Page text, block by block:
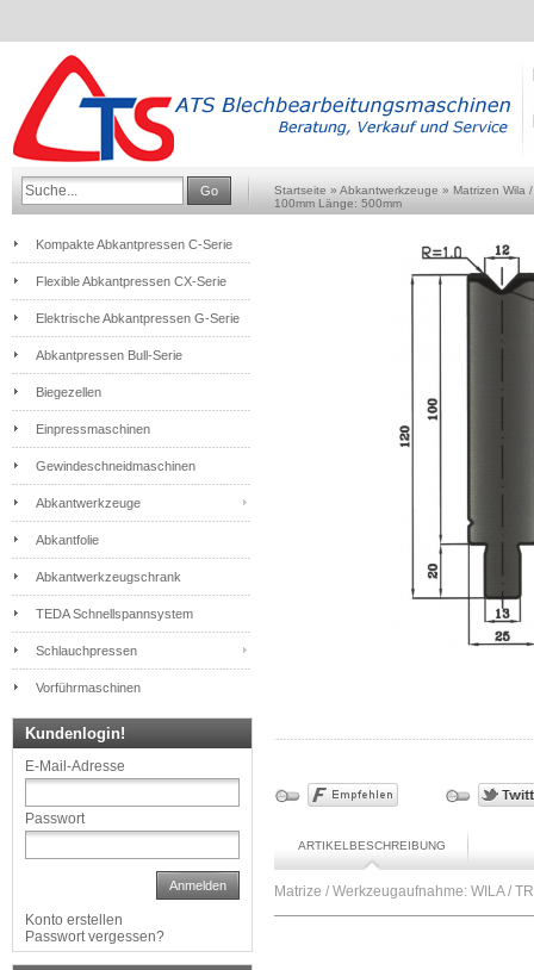
Go Startseite » Abkantwerkzeuge » Matrizen Wila
100mm Länge: 500mm
ARTIKELBESCHREIBUNG
Matrize / Werkzeugaufnahme: WILA /
Kompakte Abkantpressen C-Serie
Flexible Abkantpressen CX-Serie
Elektrische Abkantpressen G-Serie
Abkantpressen Bull-Serie
Biegezellen
Einpressmaschinen
Gewindeschneidmaschinen
Abkantwerkzeuge
Abkantfolie
Abkantwerkzeugschrank
TEDA Schnellspannsystem
Schlauchpressen
Vorführmaschinen
Kundenlogin!
E-Mail-Adresse
Passwort
Anmelden
Konto erstellen
Passwort vergessen?